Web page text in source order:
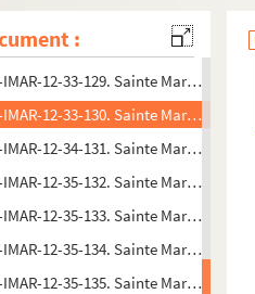
:
12-33-127. Sainte Marguerite
12-33-128. Sainte Marguerite
12-33-129. Sainte Marguerite
12-33-130. Sainte Marguerite
12-34-131. Sainte Marguerite
12-35-132. Sainte Marguerite
12-35-133. Sainte Marguerite
12-35-134. Sainte Marguerite
12-35-135. Sainte Marguerite